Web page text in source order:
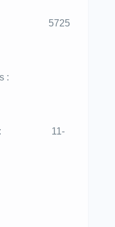
: 5725
:
: 11-